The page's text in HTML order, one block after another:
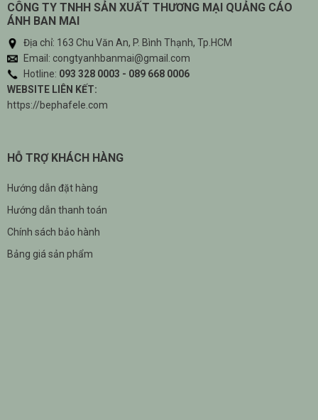
CÔNG TY TNHH SẢN XUẤT THƯƠNG MẠI QUẢNG CÁO
ÁNH BAN MAI
Địa chỉ: 163 Chu Văn An, P. Bình Thạnh, Tp.HCM
Email: congtyanhbanmai@gmail.com
Hotline: 093 328 0003 - 089 668 0006
WEBSITE LIÊN KẾT:
https://bephafele.com
HỖ TRỢ KHÁCH HÀNG
Hướng dẫn đặt hàng
Hướng dẫn thanh toán
Chính sách bảo hành
Bảng giá sản phẩm